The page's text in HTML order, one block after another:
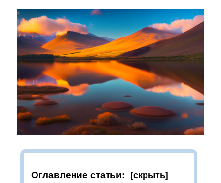
Интеграции
Контакты
О нас
Инструкции
Блог
Оглавление статьи: